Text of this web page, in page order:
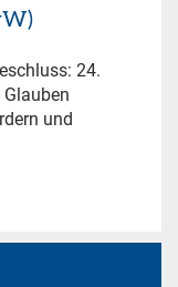
24.
und